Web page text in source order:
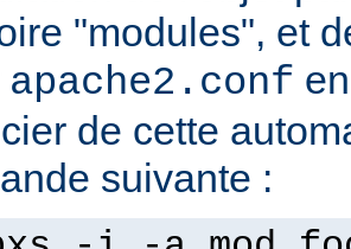
"modules", et
apache2.conf
de cette
suivante :